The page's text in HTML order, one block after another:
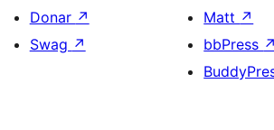
Donar ↗
Swag ↗
Matt ↗
bbPress ↗